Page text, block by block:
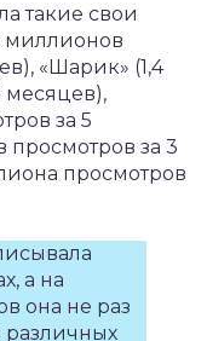
такие свои
миллионов
«Шарик» (1,4
за 5
просмотров за 3
просмотров
а на
она не раз
различных